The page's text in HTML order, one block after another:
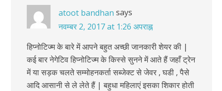
atoot bandhan says
नवम्बर 2, 2017 at 1:26 अपराह्न
हिप्नोटिज्म के बारे में आपने बहुत अच्छी जानकारी शेयर की |
कई बार नेगेटिव हिप्नोटिज्म के किस्से सुनने में आते हैं जहाँ ट्रेन
में या सड़क चलते सम्मोहनकर्ता सब्जेक्ट से जेवर , घडी , पैसे
आदि आसानी से ले लेते हैं | बहुधा महिलाएं इसका शिकार होती